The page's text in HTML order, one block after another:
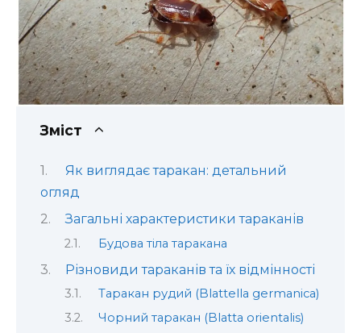
Зміст
Як виглядає таракан: детальний
огляд
Загальні характеристики тараканів
Будова тіла таракана
Різновиди тараканів та їх відмінності
Таракан рудий (Blattella germanica)
Чорний таракан (Blatta orientalis)